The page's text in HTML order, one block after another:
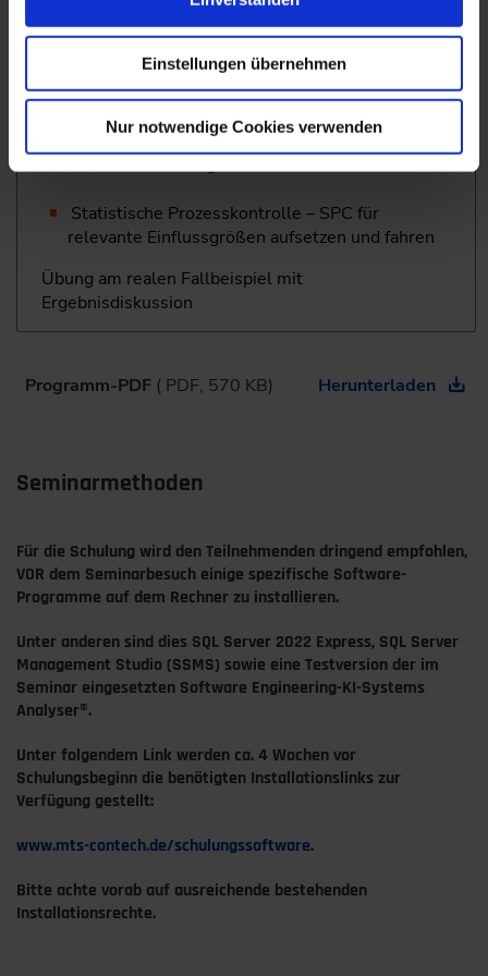
Einstellungen übernehmen
Nur notwendige Cookies verwenden
implementieren
Live-Übung im Engineering-KI System am
Fallbeispiel
Schritt 7 mit Live-Übung
Statistische Prozesskontrolle – SPC für
relevante Einflussgrößen aufsetzen und fahren
Übung am realen Fallbeispiel mit
Ergebnisdiskussion
Programm-PDF ( PDF, 570 KB) Herunterladen
Seminarmethoden
Für die Schulung wird den Teilnehmenden dringend empfohlen,
VOR dem Seminarbesuch einige spezifische Software-
Programme auf dem Rechner zu installieren.
Unter anderen sind dies SQL Server 2022 Express, SQL Server
Management Studio (SSMS) sowie eine Testversion der im
Seminar eingesetzten Software Engineering-KI-Systems
Analyser®.
Unter folgendem Link werden ca. 4 Wochen vor
Schulungsbeginn die benötigten Installationslinks zur
Verfügung gestellt:
www.mts-contech.de/schulungssoftware.
Bitte achte vorab auf ausreichende bestehenden
Installationsrechte.